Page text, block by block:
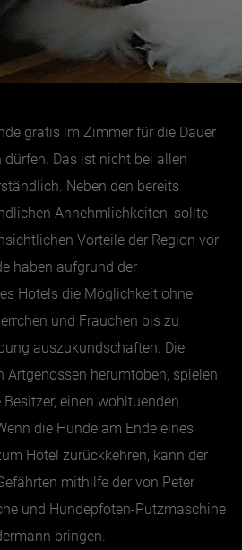
gratis im Zimmer für die Dauer
Das ist nicht bei allen
Neben den bereits
Annehmlichkeiten, sollte
Vorteile der Region vor
haben aufgrund der
Hotels die Möglichkeit ohne
und Frauchen bis zu
auszukundschaften. Die
Artgenossen herumtoben, spielen
einen wohltuenden
die Hunde am Ende eines
Hotel zurückkehren, kann der
mithilfe der von Peter
und Hundepfoten-Putzmaschine
bringen.